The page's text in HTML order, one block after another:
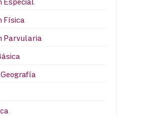
Especial
Física
Parvularia